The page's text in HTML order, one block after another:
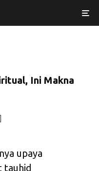
Ini Makna
upaya
tauhid